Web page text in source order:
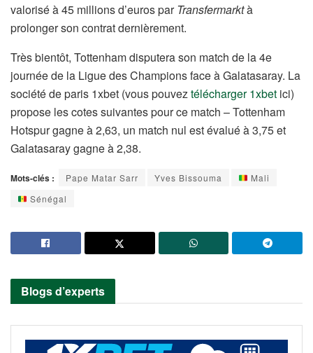
valorisé à 45 millions d’euros par Transfermarktà
prolonger son contrat dernièrement.
Très bientôt, Tottenham disputera son match de la 4e
journée de la Ligue des Champions face à Galatasaray. La
société de paris 1xbet (vous pouveztélécharger 1xbet ici)
propose les cotes suivantes pour ce match – Tottenham
Hotspur gagne à 2,63, un match nul est évalué à 3,75 et
Galatasaray gagne à 2,38.
Mots-clés : Pape Matar Sarr Yves Bissouma
Mali
Sénégal
Blogs d’experts